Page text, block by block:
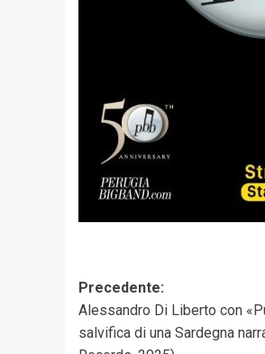
Navigazione
articolo
Precedente:
Alessandro Di Liberto con
salvifica di una Sardegna